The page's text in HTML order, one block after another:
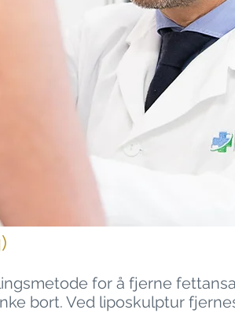
for å fjerne
bort. Ved liposkulptur